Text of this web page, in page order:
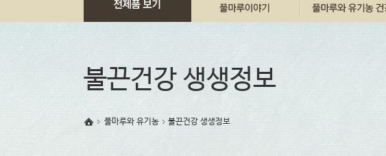
풀마루 브랜드
풀마루 언론소개
풀마루 갤러리
불끈건강 생생정보
풀마루와 유기농 불끈건강 생생정보